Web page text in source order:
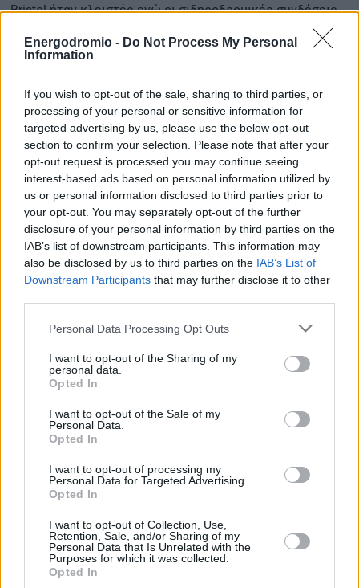
Energodromio - Do Not Process My Personal
Information
If you wish to opt-out of the sale, sharing to third parties, or
processing of your personal or sensitive information for
targeted advertising by us, please use the below opt-out
section to confirm your selection. Please note that after your
opt-out request is processed you may continue seeing
interest-based ads based on personal information utilized by
us or personal information disclosed to third parties prior to
your opt-out. You may separately opt-out of the further
disclosure of your personal information by third parties on the
IAB’s list of downstream participants. This information may
also be disclosed by us to third parties on the IAB’s List of
Downstream Participants that may further disclose it to other
Personal Data Processing Opt Outs
I want to opt-out of the Sharing of my
personal data.
Opted In
I want to opt-out of the Sale of my
Personal Data.
Opted In
I want to opt-out of processing my
Personal Data for Targeted Advertising.
Opted In
I want to opt-out of Collection, Use,
Retention, Sale, and/or Sharing of my
Personal Data that Is Unrelated with the
Purposes for which it was collected.
Opted In
Bristol ήταν κλειστές ενώ οι σιδηροδρομικές συνδέσεις
του, Stansted, του
τέταρτου μεγαλύτερου στη Βρετάνια, είχαν διακοπεί
Τα προβλήματα προκλήθηκαν αφού η καταιγίδα Μπερτ
έπληξε
τη Βρετανία αργά την Παρασκευή (22/11), με
χιονοπτώσεις, βροχοπτώσεις και ισχυρούς ανέμους
Η μετεωρολογική υπηρεσία διατήρησε την
προειδοποίησηγια ισχυρούς ανέμους στη βόρεια Σκωτία
σήμερα και δήλωσε ότι οι καιρικές συνθήκες σε εκείνο
το τμήμα της χώραςαναμένεται να βελτιωθούννωρίς
αύριο.
#Αγγλία
#Μετεωρολογική Υπηρεσία
#Ουαλία
#Σιδηροδρομικές γραμμές
ΔΙΑΒΑΣΤΕ ΕΠΙΣΗΣ